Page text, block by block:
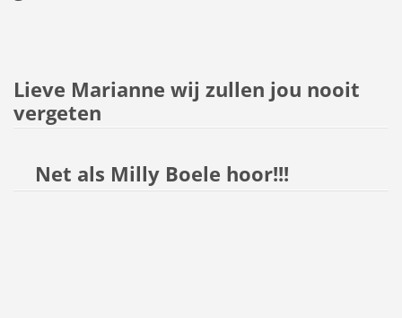
Lieve Marianne wij zullen jou nooit
vergeten
Net als Milly Boele hoor!!!